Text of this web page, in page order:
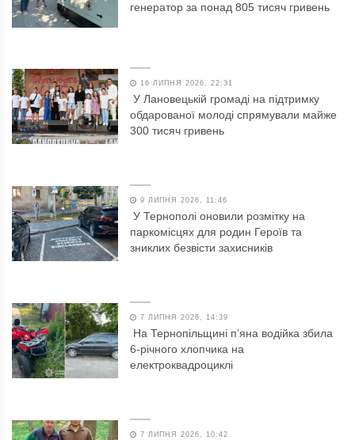
генератор за понад 805 тисяч гривень
16 ЛИПНЯ 2026, 22:31
У Лановецькій громаді на підтримку
обдарованої молоді спрямували майже
300 тисяч гривень
9 ЛИПНЯ 2026, 11:46
У Тернополі оновили розмітку на
паркомісцях для родин Героїв та
зниклих безвісти захисників
7 ЛИПНЯ 2026, 14:39
На Тернопільщині п’яна водійка збила
6-річного хлопчика на
електроквадроциклі
7 ЛИПНЯ 2026, 10:42